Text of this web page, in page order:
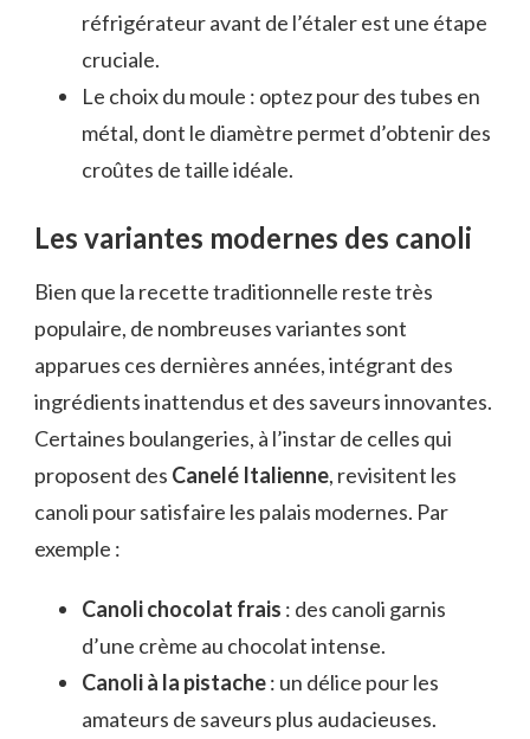
réfrigérateur avant de l’étaler est une étape
cruciale.
Le choix du moule : optez pour des tubes en
métal, dont le diamètre permet d’obtenir des
croûtes de taille idéale.
Les variantes modernes des canoli
Bien que la recette traditionnelle reste très
populaire, de nombreuses variantes sont
apparues ces dernières années, intégrant des
ingrédients inattendus et des saveurs innovantes.
Certaines boulangeries, à l’instar de celles qui
proposent des Canelé Italienne, revisitent les
canoli pour satisfaire les palais modernes. Par
exemple :
Canoli chocolat frais : des canoli garnis
d’une crème au chocolat intense.
Canoli à la pistache: un délice pour les
amateurs de saveurs plus audacieuses.